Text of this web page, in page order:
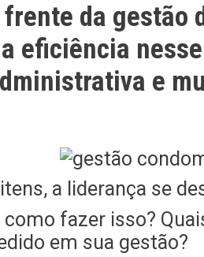
frente da gestão
eficiência
e
a liderança se
como fazer isso?
em sua gestão?